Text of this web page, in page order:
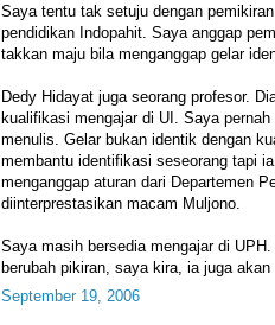
Saya tentu tak setuju dengan
pendidikan Indopahit. Saya anggap
takkan maju bila menganggap gelar
Dedy Hidayat juga seorang profesor.
kualifikasi mengajar di UI. Saya
menulis. Gelar bukan identik dengan
membantu identifikasi seseorang tapi
menganggap aturan dari Departemen
diinterprestasikan macam Muljono.
Saya masih bersedia mengajar di
berubah pikiran, saya kira, ia juga
September 19, 2006